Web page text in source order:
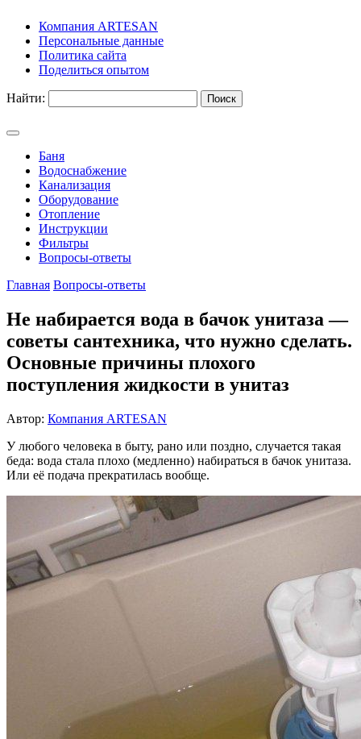
Компания ARTESAN
Персональные данные
Политика сайта
Поделиться опытом
Найти:
Баня
Водоснабжение
Канализация
Оборудование
Отопление
Инструкции
Фильтры
Вопросы-ответы
Главная Вопросы-ответы
Не набирается вода в бачок унитаза —
советы сантехника, что нужно сделать.
Основные причины плохого
поступления жидкости в унитаз
Автор: Компания ARTESAN
У любого человека в быту, рано или поздно, случается такая
беда: вода стала плохо (медленно) набираться в бачок унитаза.
Или её подача прекратилась вообще.